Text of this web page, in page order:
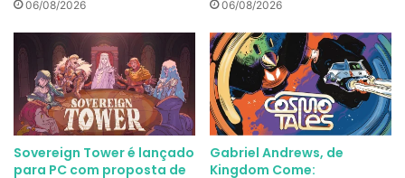
06/08/2026 06/08/2026
Sovereign Tower é lançado
para PC com proposta de
Gabriel Andrews, de
Kingdom Come: